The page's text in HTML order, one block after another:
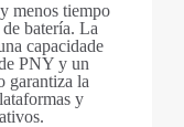
menos tiempo
batería. La
capacidade
PNY y un
garantiza la
y